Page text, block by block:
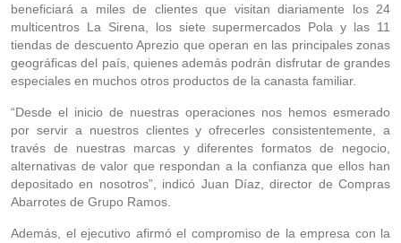
beneficiará a miles de clientes que visitan diariamente los 24
multicentros La Sirena, los siete supermercados Pola y las 11
tiendas de descuento Aprezio que operan en las principales zonas
geográficas del país, quienes además podrán disfrutar de grandes
especiales en muchos otros productos de la canasta familiar.
“Desde el inicio de nuestras operaciones nos hemos esmerado
por servir a nuestros clientes y ofrecerles consistentemente, a
través de nuestras marcas y diferentes formatos de negocio,
alternativas de valor que respondan a la confianza que ellos han
depositado en nosotros”, indicó Juan Díaz, director de Compras
Abarrotes de Grupo Ramos.
Además, el ejecutivo afirmó el compromiso de la empresa con la